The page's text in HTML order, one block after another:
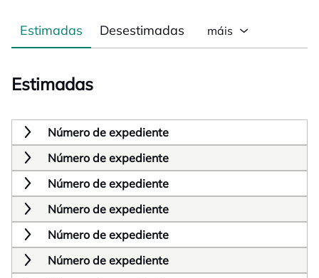
Estimadas Desestimadas máis
Estimadas
Número de expediente
Número de expediente
Número de expediente
Número de expediente
Número de expediente
Número de expediente